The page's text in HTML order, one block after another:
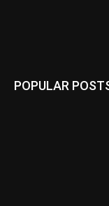
POPULAR